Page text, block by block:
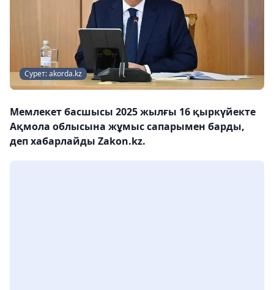
Сурет: akorda.kz
Мемлекет басшысы 2025 жылғы 16 қыркүйекте
Ақмола облысына жұмыс сапарымен барды,
деп хабарлайды Zakon.kz.